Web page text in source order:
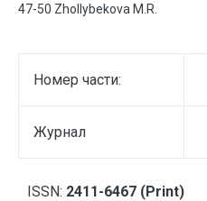
47-50 Zhollybekova M.R.
Номер части:
Журнал
ISSN: 2411-6467 (Print)